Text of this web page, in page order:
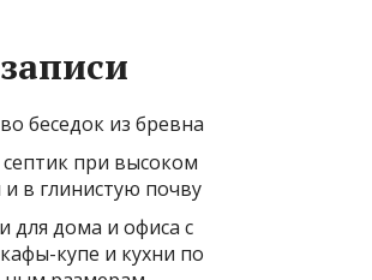
беседок из бревна
при высоком
в глинистую почву
для дома и офиса с
купе и кухни по